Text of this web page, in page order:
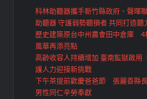
科林助聽器攜手新竹縣政府、聲暉
助聽器 守護弱勢聽損者 共同打造聽
歷史建築原台中州農會田中倉庫 4
風華再添亮點
高齡收容人持續增加 臺南監獄啟
護人力迎接新挑戰
下午茶提前歡慶爸爸節 張麗善縣
男性同仁辛勞奉獻